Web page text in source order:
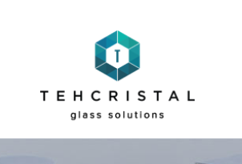
TEHCRISTAL